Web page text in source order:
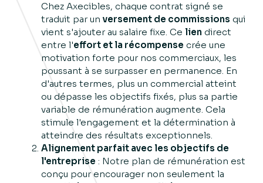
Chez Axecibles, chaque contrat signé se
traduit par un versement de commissions qui
vient s'ajouter au salaire fixe. Ce lien direct
entre l'effort et la récompense crée une
motivation forte pour nos commerciaux, les
poussant à se surpasser en permanence. En
d'autres termes, plus un commercial atteint
ou dépasse les objectifs fixés, plus sa partie
variable de rémunération augmente. Cela
stimule l'engagement et la détermination à
atteindre des résultats exceptionnels.
Alignement parfait avec les objectifs de
l'entreprise : Notre plan de rémunération est
conçu pour encourager non seulement la